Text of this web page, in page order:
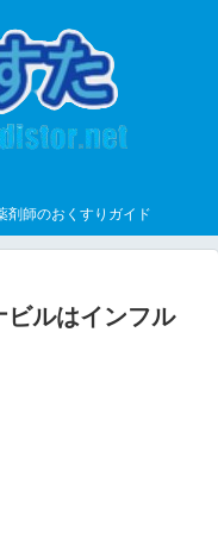
剤師のおくすりガイド
ビルはインフル